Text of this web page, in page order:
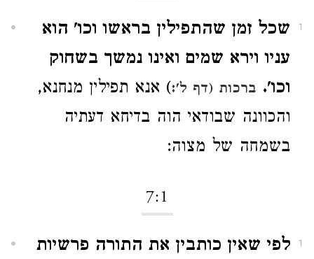
1
שכל זמן שהתפילין בראשו וכו' הוא
עניו וירא שמים ואינו נמשך בשחוק
וכו'. ברכות (דף ל':) אנא תפילין מנחנא,
והכוונה שבודאי הוה בדיחא דעתיה
בשמחה של מצוה:
7:1
1
לפי שאין כותבין את התורה פרשיות